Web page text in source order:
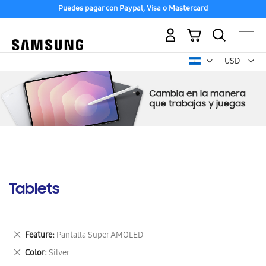
Puedes pagar con Paypal, Visa o Mastercard
USD -
dólar
Mi carrito
Tablets
Feature Pantalla Super AMOLED
Eliminar
este
artículo
Color Silver
Eliminar